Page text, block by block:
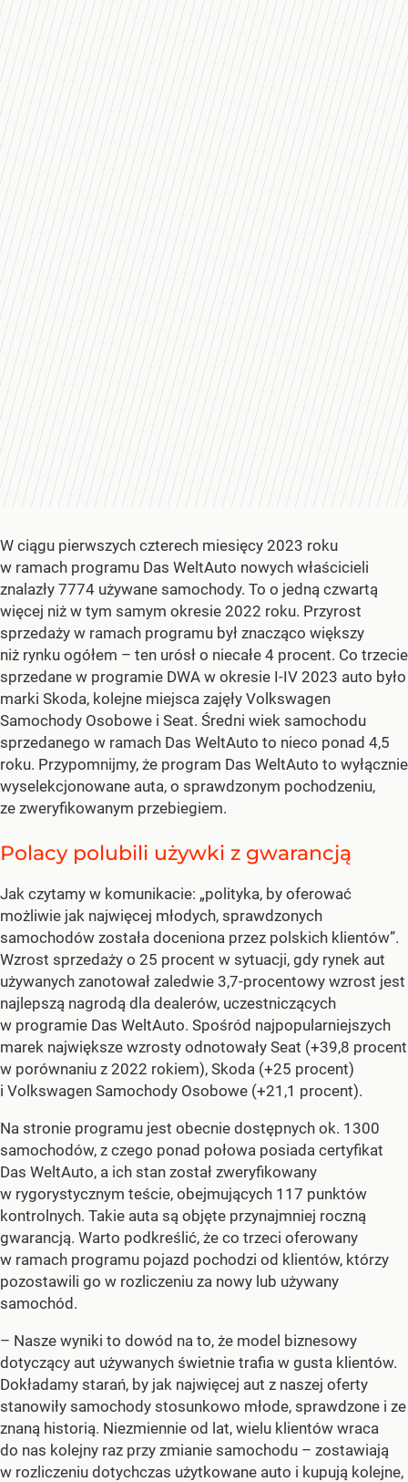
W ciągu pierwszych czterech miesięcy 2023 roku
w ramach programu Das WeltAuto nowych właścicieli
znalazły 7774 używane samochody. To o jedną czwartą
więcej niż w tym samym okresie 2022 roku. Przyrost
sprzedaży w ramach programu był znacząco większy
niż rynku ogółem – ten urósł o niecałe 4 procent. Co trzecie
sprzedane w programie DWA w okresie I-IV 2023 auto było
marki Skoda, kolejne miejsca zajęły Volkswagen
Samochody Osobowe i Seat. Średni wiek samochodu
sprzedanego w ramach Das WeltAuto to nieco ponad 4,5
roku. Przypomnijmy, że program Das WeltAuto to wyłącznie
wyselekcjonowane auta, o sprawdzonym pochodzeniu,
ze zweryfikowanym przebiegiem.
Polacy polubili używki z gwarancją
Jak czytamy w komunikacie: „polityka, by oferować
możliwie jak najwięcej młodych, sprawdzonych
samochodów została doceniona przez polskich klientów”.
Wzrost sprzedaży o 25 procent w sytuacji, gdy rynek aut
używanych zanotował zaledwie 3,7-procentowy wzrost jest
najlepszą nagrodą dla dealerów, uczestniczących
w programie Das WeltAuto. Spośród najpopularniejszych
marek największe wzrosty odnotowały Seat (+39,8 procent
w porównaniu z 2022 rokiem), Skoda (+25 procent)
i Volkswagen Samochody Osobowe (+21,1 procent).
Na stronie programu jest obecnie dostępnych ok. 1300
samochodów, z czego ponad połowa posiada certyfikat
Das WeltAuto, a ich stan został zweryfikowany
w rygorystycznym teście, obejmujących 117 punktów
kontrolnych. Takie auta są objęte przynajmniej roczną
gwarancją. Warto podkreślić, że co trzeci oferowany
w ramach programu pojazd pochodzi od klientów, którzy
pozostawili go w rozliczeniu za nowy lub używany
samochód.
– Nasze wyniki to dowód na to, że model biznesowy
dotyczący aut używanych świetnie trafia w gusta klientów.
Dokładamy starań, by jak najwięcej aut z naszej oferty
stanowiły samochody stosunkowo młode, sprawdzone i ze
znaną historią. Niezmiennie od lat, wielu klientów wraca
do nas kolejny raz przy zmianie samochodu – zostawiają
w rozliczeniu dotychczas użytkowane auto i kupują kolejne,